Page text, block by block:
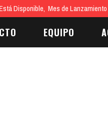
El Pokémon Legendario
EQUIPO